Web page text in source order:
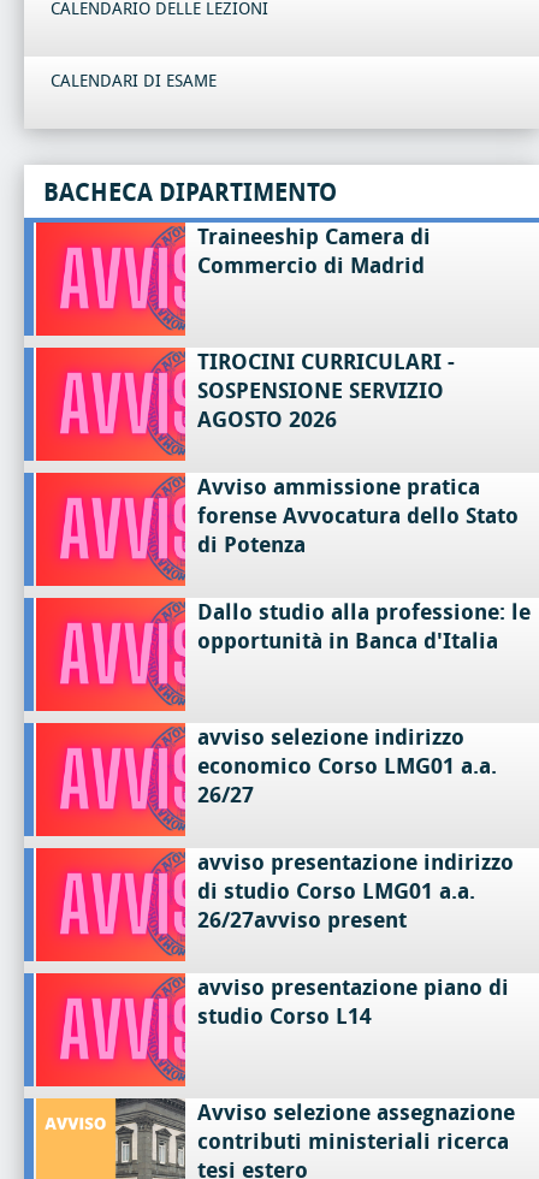
CALENDARIO DELLE LEZIONI
CALENDARI DI ESAME
BACHECA DIPARTIMENTO
Traineeship Camera di
Commercio di Madrid
TIROCINI CURRICULARI -
SOSPENSIONE SERVIZIO
AGOSTO 2026
Avviso ammissione pratica
forense Avvocatura dello Stato
di Potenza
Dallo studio alla professione: le
opportunità in Banca d'Italia
avviso selezione indirizzo
economico Corso LMG01 a.a.
26/27
avviso presentazione indirizzo
di studio Corso LMG01 a.a.
26/27avviso present
avviso presentazione piano di
studio Corso L14
Avviso selezione assegnazione
contributi ministeriali ricerca
tesi estero